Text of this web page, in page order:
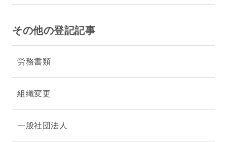
その他の登記記事
労務書類
組織変更
一般社団法人